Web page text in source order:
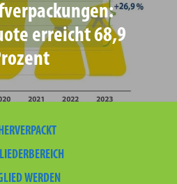
erreicht 68,9
WERDEN